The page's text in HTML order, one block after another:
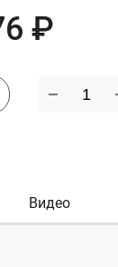
₽
Видео